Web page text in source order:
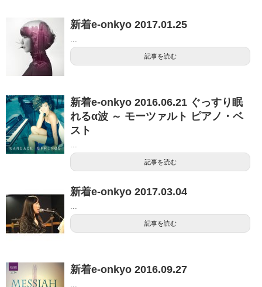
新着e-onkyo 2017.01.25
記事を読む
新着e-onkyo 2016.06.21 ぐっすり眠
れるα波 ～ モーツァルト ピアノ・ベ
スト
記事を読む
新着e-onkyo 2017.03.04
記事を読む
新着e-onkyo 2016.09.27